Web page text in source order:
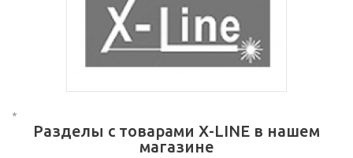
*
Разделы с товарами X-LINE в нашем
магазине